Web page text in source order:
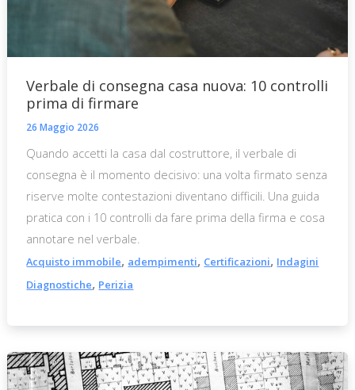
Verbale di consegna casa nuova: 10 controlli
prima di firmare
26 Maggio 2026
Quando accetti la casa dal costruttore, il verbale di
consegna è il momento decisivo: una volta firmato senza
riserve molte contestazioni diventano difficili. Una guida
pratica con i 10 controlli da fare prima della firma e cosa
annotare nel verbale.
Acquisto immobile, adempimenti, Certificazioni, Indagini
Diagnostiche, Perizia